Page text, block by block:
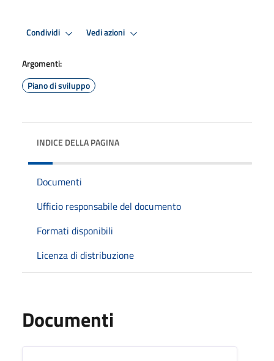
Condividi Vedi azioni
Argomenti:
Piano di sviluppo
INDICE DELLA PAGINA
Documenti
Ufficio responsabile del documento
Formati disponibili
Licenza di distribuzione
Documenti